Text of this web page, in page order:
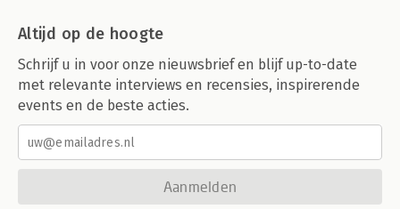
Altijd op de hoogte
Schrijf u in voor onze nieuwsbrief en blijf up-to-date
met relevante interviews en recensies, inspirerende
events en de beste acties.
Aanmelden